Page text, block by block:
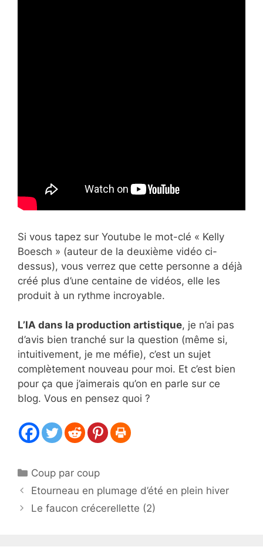
Si vous tapez sur Youtube le mot-clé « Kelly
Boesch » (auteur de la deuxième vidéo ci-
dessus), vous verrez que cette personne a déjà
créé plus d’une centaine de vidéos, elle les
produit à un rythme incroyable.
L’IA dans la production artistique, je n’ai pas
d’avis bien tranché sur la question (même si,
intuitivement, je me méfie), c’est un sujet
complètement nouveau pour moi. Et c’est bien
pour ça que j’aimerais qu’on en parle sur ce
blog. Vous en pensez quoi ?
Catégories
Coup par coup
Etourneau en plumage d’été en plein hiver
Le faucon crécerellette (2)